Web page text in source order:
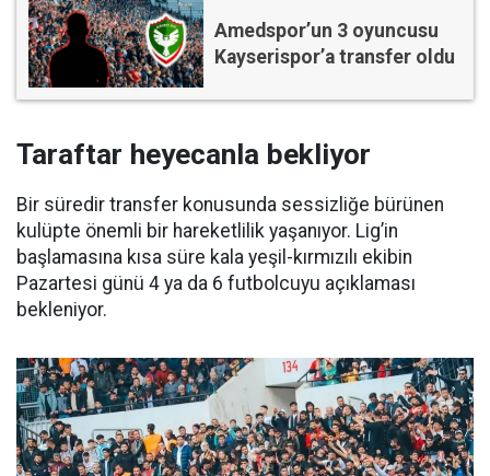
Amedspor’un 3 oyuncusu
Kayserispor’a transfer oldu
Taraftar heyecanla bekliyor
Bir süredir transfer konusunda sessizliğe bürünen
kulüpte önemli bir hareketlilik yaşanıyor. Lig’in
başlamasına kısa süre kala yeşil-kırmızılı ekibin
Pazartesi günü 4 ya da 6 futbolcuyu açıklaması
bekleniyor.